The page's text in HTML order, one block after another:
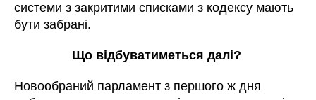
системи з закритими списками з кодексу мають
бути забрані.
Що відбуватиметься далі?
Новообраний парламент з першого ж дня